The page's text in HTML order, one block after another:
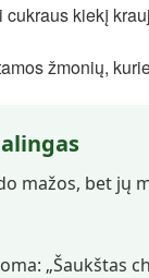
kiekį
žmonių,
mažos, bet jų
„Šaukštas